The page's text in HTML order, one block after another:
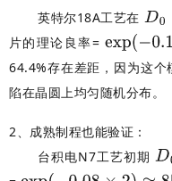
英特尔18A工艺在
片的理论良率=
64.4%存在差距，因为这
陷在晶圆上均匀随机分布。
2、成熟制程也能验证：
台积电N7工艺初期